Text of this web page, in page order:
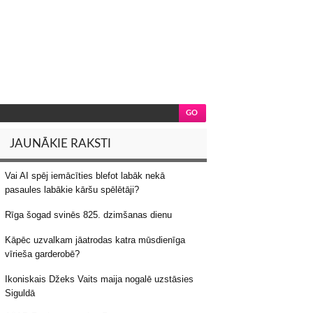
JAUNĀKIE RAKSTI
Vai AI spēj iemācīties blefot labāk nekā
pasaules labākie kāršu spēlētāji?
Rīga šogad svinēs 825. dzimšanas dienu
Kāpēc uzvalkam jāatrodas katra mūsdienīga
vīrieša garderobē?
Ikoniskais Džeks Vaits maija nogalē uzstāsies
Siguldā